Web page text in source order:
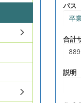
パス
卒
合計
説明